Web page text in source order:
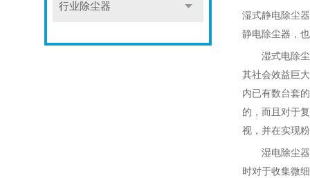
行业除尘器
湿式静电除尘
静电除尘器，
湿式电除
其社会效益巨
内已有数台套
的，而且对于
视，并在实现
湿电除尘
时对于收集微